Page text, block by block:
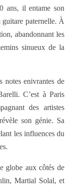
ans, il entame son
paternelle. À
abandonnant les
sinueux de la
notes enivrantes de
C’est à Paris
des artistes
son génie. Sa
les influences du
globe aux côtés de
Martial Solal, et